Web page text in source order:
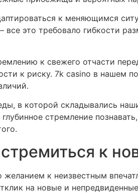
к меняющимся
это требовало гибкости
к свежего отчасти
к риску. 7k casino в нашем
в которой складывались
стремление
к
к неизвестным
на новые и